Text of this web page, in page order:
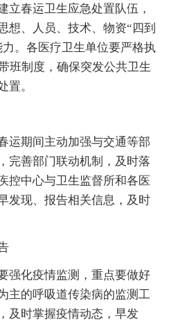
立春运卫生应急处置队伍，
想、人员、技术、物资“四到
。各医疗卫生单位要严格执
班制度，确保突发公共卫生
置。
运期间主动加强与交通等部
完善部门联动机制，及时落
控中心与卫生监督所和各医
发现、报告相关信息，及时
强化疫情监测，重点要做好
主的呼吸道传染病的监测工
及时掌握疫情动态，早发